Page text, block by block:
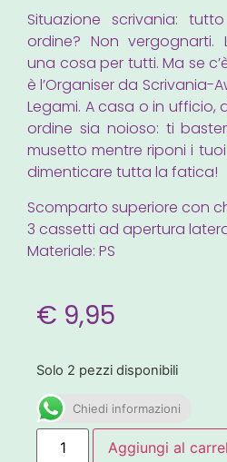
Situazione scrivania:
ordine? Non vergognarti.
una cosa per tutti. Ma se
è l’Organiser da Scrivania-
Legami. A casa o in ufficio,
ordine sia noioso: ti
musetto mentre riponi i
dimenticare tutta la fatica!
Scomparto superiore con
3 cassetti ad apertura
Materiale: PS
€ 9,95
Solo 2 pezzi disponibili
Chiedi informazioni
Aggiungi al